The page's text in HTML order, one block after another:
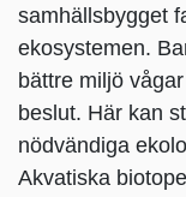
samhällsbygget
ekosystemen.
bättre miljö
beslut. Här kan
nödvändiga
Akvatiska